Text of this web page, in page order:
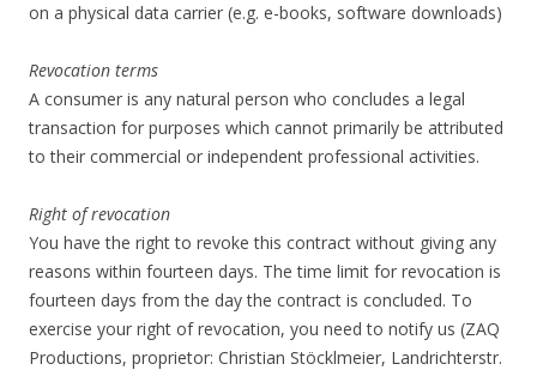
on a physical data carrier (e.g. e-books, software downloads)
Revocation terms
A consumer is any natural person who concludes a legal
transaction for purposes which cannot primarily be attributed
to their commercial or independent professional activities.
Right of revocation
You have the right to revoke this contract without giving any
reasons within fourteen days. The time limit for revocation is
fourteen days from the day the contract is concluded. To
exercise your right of revocation, you need to notify us (ZAQ
Productions, proprietor: Christian Stöcklmeier, Landrichterstr.